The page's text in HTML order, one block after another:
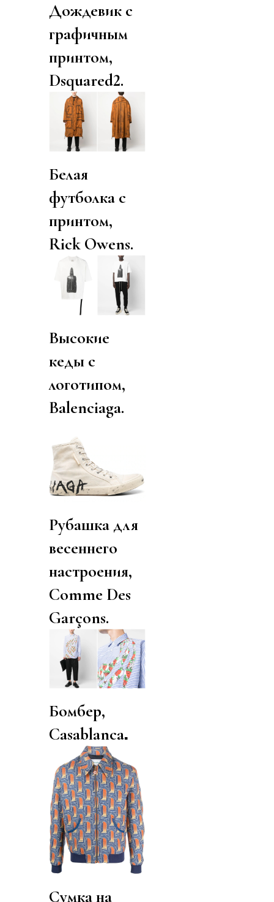
Дождевик с
графичным
принтом,
Dsquared2.
Белая
футболка с
принтом,
Rick Owens.
Высокие
кеды с
логотипом,
Balenciaga.
Рубашка для
весеннего
настроения,
Comme Des
Garçons.
Бомбер,
Casablanca.
Сумка на